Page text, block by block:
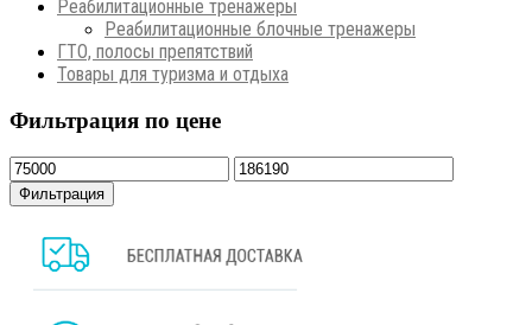
Реабилитационные тренажеры
Реабилитационные блочные тренажеры
ГТО, полосы препятствий
Товары для туризма и отдыха
Фильтрация по цене
Минимальная
цена
Максимальная
цена
Фильтрация